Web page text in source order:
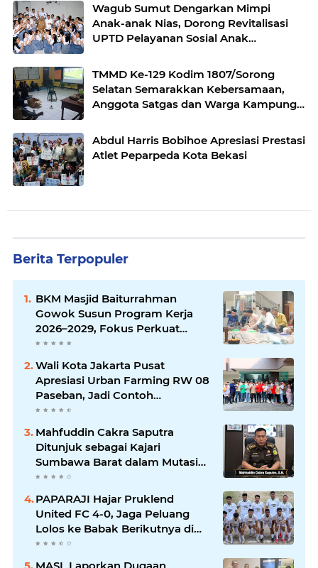
Wagub Sumut Dengarkan Mimpi
Anak-anak Nias, Dorong Revitalisasi
UPTD Pelayanan Sosial Anak
TMMD Ke-129 Kodim 1807/Sorong
Selatan Semarakkan Kebersamaan,
Anggota Satgas dan Warga Kampung
Dunia 2026
Abdul Harris Bobihoe Apresiasi Prestasi
Atlet Peparpeda Kota Bekasi
Berita Terpopuler
BKM Masjid Baiturrahman
Gowok Susun Program Kerja
2026–2029, Fokus Perkuat
Dakwah dan Pelayanan Umat
Wali Kota Jakarta Pusat
Apresiasi Urban Farming RW 08
Paseban, Jadi Contoh
Ketahanan Pangan dan Edukasi
Mahfuddin Cakra Saputra
Ditunjuk sebagai Kajari
Sumbawa Barat dalam Mutasi
Kejaksaan Agung
PAPARAJI Hajar Pruklend
United FC 4-0, Jaga Peluang
Lolos ke Babak Berikutnya di
Turnamen 165 Cup HKBP